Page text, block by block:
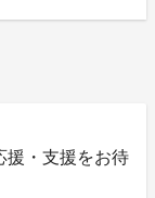
援・支援をお待